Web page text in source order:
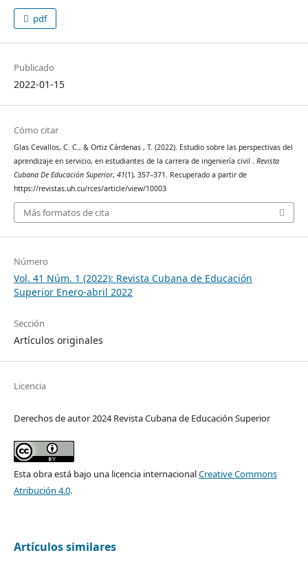
pdf
Publicado
2022-01-15
Cómo citar
Glas Cevallos, C. C., & Ortiz Cárdenas , T. (2022). Estudio sobre las perspectivas del
aprendizaje en servicio, en estudiantes de la carrera de ingeniería civil . Revista
Cubana De Educación Superior, 41(1), 357–371. Recuperado a partir de
https://revistas.uh.cu/rces/article/view/10003
Más formatos de cita
Número
Vol. 41 Núm. 1 (2022): Revista Cubana de Educación
Superior Enero-abril 2022
Sección
Artículos originales
Licencia
Derechos de autor 2024 Revista Cubana de Educación Superior
Esta obra está bajo una licencia internacionalCreative Commons
Atribución 4.0.
Artículos similares